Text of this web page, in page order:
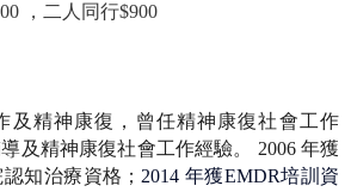
，二人同行$900
及精神康復，曾任精神康復社會工作
及精神康復社會工作經驗。
2006 年獲
知治療資格； 2014 年獲EMDR培訓資